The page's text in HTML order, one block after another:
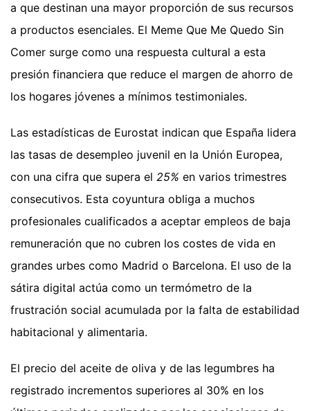
a que destinan una mayor proporción de sus recursos
a productos esenciales. El Meme Que Me Quedo Sin
Comer surge como una respuesta cultural a esta
presión financiera que reduce el margen de ahorro de
los hogares jóvenes a mínimos testimoniales.
Las estadísticas de Eurostat indican que España lidera
las tasas de desempleo juvenil en la Unión Europea,
con una cifra que supera el 25% en varios trimestres
consecutivos. Esta coyuntura obliga a muchos
profesionales cualificados a aceptar empleos de baja
remuneración que no cubren los costes de vida en
grandes urbes como Madrid o Barcelona. El uso de la
sátira digital actúa como un termómetro de la
frustración social acumulada por la falta de estabilidad
habitacional y alimentaria.
El precio del aceite de oliva y de las legumbres ha
registrado incrementos superiores al 30% en los